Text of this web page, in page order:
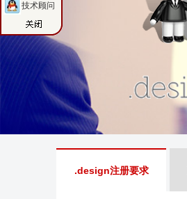
.design注册要求
技术顾问